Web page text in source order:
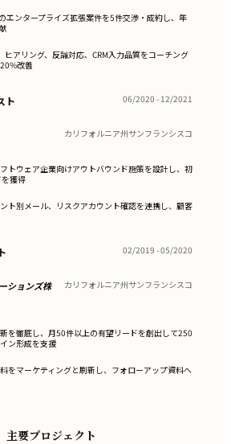
エンタープライズ拡張案件を5件交渉・成約し、年
ヒアリング、反論対応、CRM入力品質をコーチング
改善
ト 06/2020 - 12/2021
カリフォルニア州サンフランシスコ
トウェア企業向けアウトバウンド施策を設計し、初
獲得
ト別メール、リスクアカウント確認を連携し、顧客
02/2019 - 05/2020
ションズ株
カリフォルニア州サンフランシスコ
を徹底し、月50件以上の有望リードを創出して250
ン形成を支援
をマーケティングと刷新し、フォローアップ資料へ
主要プロジェクト